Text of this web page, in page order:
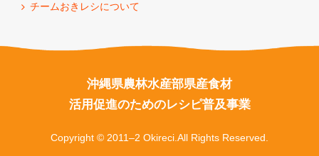
チームおきレシについて
沖縄県農林水産部県産食材
活用促進のためのレシピ普及事業
Copyright © 2011–2 Okireci.All Rights Reserved.